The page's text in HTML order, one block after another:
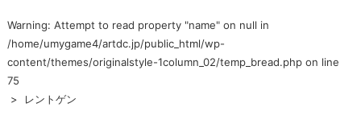
Warning: Attempt to read property "name" on null in
/home/umygame4/artdc.jp/public_html/wp-
content/themes/originalstyle-1column_02/temp_bread.phpon line
75
>
レントゲン